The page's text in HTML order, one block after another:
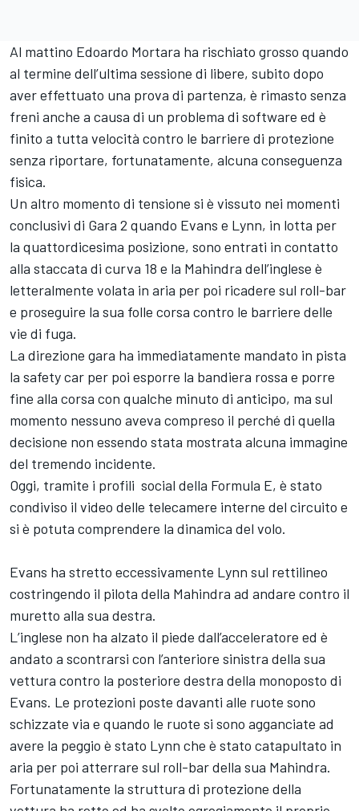
Al mattino Edoardo Mortara ha rischiato grosso quando
al termine dell’ultima sessione di libere, subito dopo
aver effettuato una prova di partenza, è rimasto senza
freni anche a causa di un problema di software ed è
finito a tutta velocità contro le barriere di protezione
senza riportare, fortunatamente, alcuna conseguenza
fisica.
Un altro momento di tensione si è vissuto nei momenti
conclusivi di Gara 2 quando Evans e Lynn, in lotta per
la quattordicesima posizione, sono entrati in contatto
alla staccata di curva 18 e la Mahindra dell’inglese è
letteralmente volata in aria per poi ricadere sul roll-bar
e proseguire la sua folle corsa contro le barriere delle
vie di fuga.
La direzione gara ha immediatamente mandato in pista
la safety car per poi esporre la bandiera rossa e porre
fine alla corsa con qualche minuto di anticipo, ma sul
momento nessuno aveva compreso il perché di quella
decisione non essendo stata mostrata alcuna immagine
del tremendo incidente.
Oggi, tramite i profili social della Formula E, è stato
condiviso il video delle telecamere interne del circuito e
si è potuta comprendere la dinamica del volo.
Evans ha stretto eccessivamente Lynn sul rettilineo
costringendo il pilota della Mahindra ad andare contro il
muretto alla sua destra.
L’inglese non ha alzato il piede dall’acceleratore ed è
andato a scontrarsi con l’anteriore sinistra della sua
vettura contro la posteriore destra della monoposto di
Evans. Le protezioni poste davanti alle ruote sono
schizzate via e quando le ruote si sono agganciate ad
avere la peggio è stato Lynn che è stato catapultato in
aria per poi atterrare sul roll-bar della sua Mahindra.
Fortunatamente la struttura di protezione della